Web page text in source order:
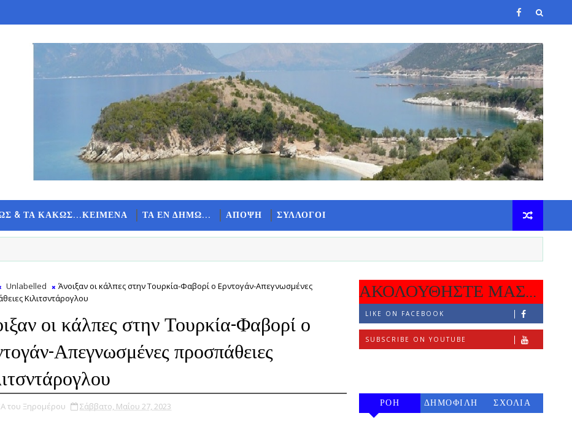
& ΤΑ ΚΑΚΩΣ...ΚΕΙΜΕΝΑ ΤΑ ΕΝ ΔΗΜΩ... ΑΠΟΨΗ ΣΥΛΛΟΓΟΙ
Unlabelled
Άνοιξαν οι κάλπες στην Τουρκία-Φαβορί ο Ερντογάν-Απεγνωσμένες
Κιλιτσντάρογλου
οι κάλπες στην Τουρκία-Φαβορί ο
Απεγνωσμένες προσπάθειες
του Ξηρομέρου Σάββατο, Μαΐου 27, 2023
ΑΚΟΛΟΥΘΗΣΤΕ ΜΑΣ...
LIKE ON FACEBOOK
SUBSCRIBE ON YOUTUBE
ΡΟΗ
ΔΗΜΟΦΙΛΗ
ΣΧΟΛΙΑ